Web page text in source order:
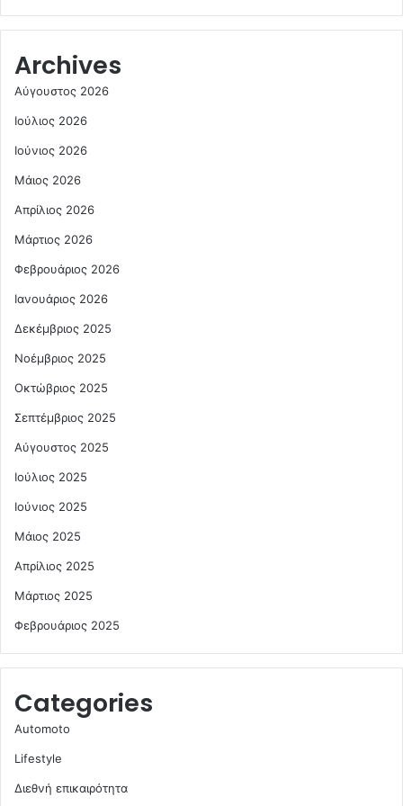
Archives
Αύγουστος 2026
Ιούλιος 2026
Ιούνιος 2026
Μάιος 2026
Απρίλιος 2026
Μάρτιος 2026
Φεβρουάριος 2026
Ιανουάριος 2026
Δεκέμβριος 2025
Νοέμβριος 2025
Οκτώβριος 2025
Σεπτέμβριος 2025
Αύγουστος 2025
Ιούλιος 2025
Ιούνιος 2025
Μάιος 2025
Απρίλιος 2025
Μάρτιος 2025
Φεβρουάριος 2025
Categories
Automoto
Lifestyle
Διεθνή επικαιρότητα